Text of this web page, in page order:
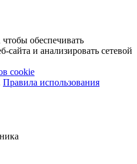
обеспечивать
сайта и анализировать сетевой
cookie
Правила использования